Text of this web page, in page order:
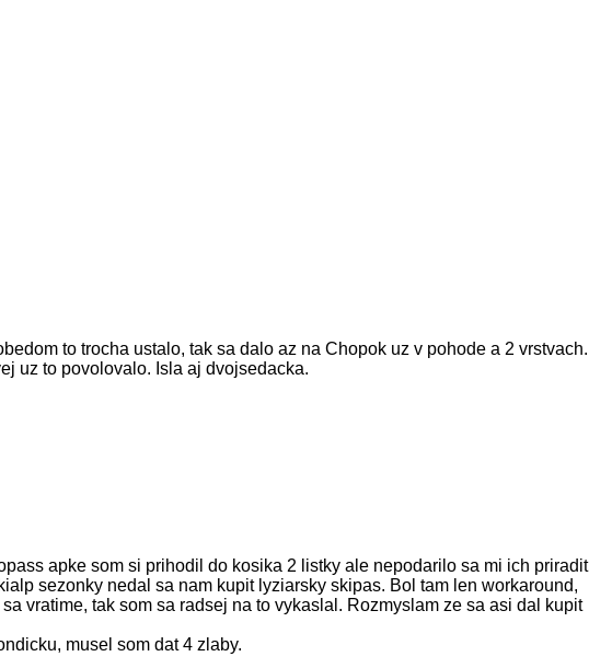
to trocha ustalo, tak sa dalo az na Chopok uz v pohode a 2 vrstvach.
uz to povolovalo. Isla aj dvojsedacka.
apke som si prihodil do kosika 2 listky ale nepodarilo sa mi ich priradit
sezonky nedal sa nam kupit lyziarsky skipas. Bol tam len workaround,
vratime, tak som sa radsej na to vykaslal. Rozmyslam ze sa asi dal kupit
musel som dat 4 zlaby.